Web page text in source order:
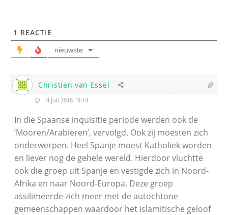
1 REACTIE
nieuwste
Christien van Essel
14 juli 2018 19:14
In die Spaanse inquisitie periode werden ook de
‘Mooren/Arabieren’, vervolgd. Ook zij moesten zich
onderwerpen. Heel Spanje moest Katholiek worden
en liever nog de gehele wereld. Hierdoor vluchtte
ook die groep uit Spanje en vestigde zich in Noord-
Afrika en naar Noord-Europa. Deze groep
assilimeerde zich meer met de autochtone
gemeenschappen waardoor het islamitische geloof